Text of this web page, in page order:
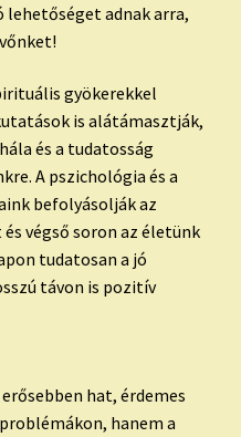
adnak arra,
gyökerekkel
is alátámasztják,
és a tudatosság
A pszichológia és a
befolyásolják az
végső soron az életünk
tudatosan a jó
távon is pozitív
hat, érdemes
hanem a